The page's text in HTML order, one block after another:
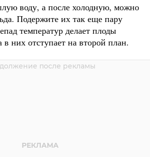
воду, а после холодную, можно
Подержите их так еще пару
температур делает плоды
в них отступает на второй план.